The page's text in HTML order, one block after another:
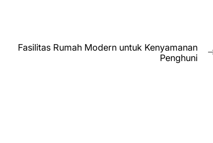
Fasilitas Rumah Modern untuk Kenyamanan
Penghuni